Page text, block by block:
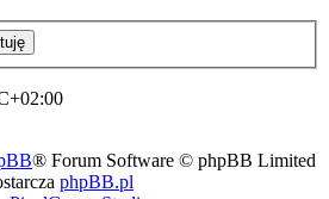
® Forum Software © phpBB Limited
phpBB.pl